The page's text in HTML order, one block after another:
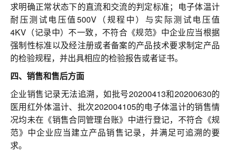
求明确正常状态下的直流和交流的判定标准；电子体温计
耐压测试电压值500V（规程中）与实际测试电压值
4KV（记录中）不一致，不符合《规范》中企业应当根据
强制性标准以及经注册或者备案的产品技术要求制定产品
的检验规程，并出具相应的检验报告或者证书。
四、销售和售后方面
企业销售记录无法追溯，如批号20200413和20200630的
医用红外体温计、批次202004105的电子体温计的销售情
况均未在《销售合同管理台账》中进行登记，不符合《规
范》中企业应当建立产品销售记录，并满足可追溯的要
求。